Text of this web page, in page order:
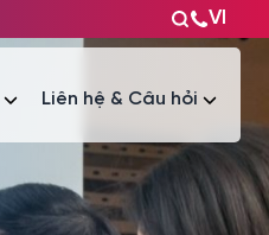
VI
Liên hệ & Câu hỏi